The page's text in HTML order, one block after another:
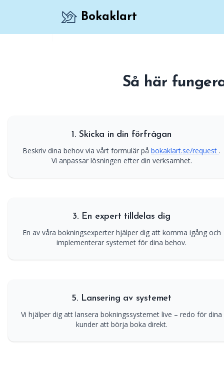
Bokaklart
Över 15 000 nöjda företag använder
Så här
1. Skicka in din förfrågan
Beskriv dina behov via vårt formulär på bokaklart.se/request .
Vi anpassar lösningen efter din verksamhet.
3. En expert tilldelas dig
En av våra bokningsexperter hjälper dig att komma igång och
implementerar systemet för dina behov.
5. Lansering av systemet
Vi hjälper dig att lansera bokningssystemet live – redo för dina
kunder att börja boka direkt.